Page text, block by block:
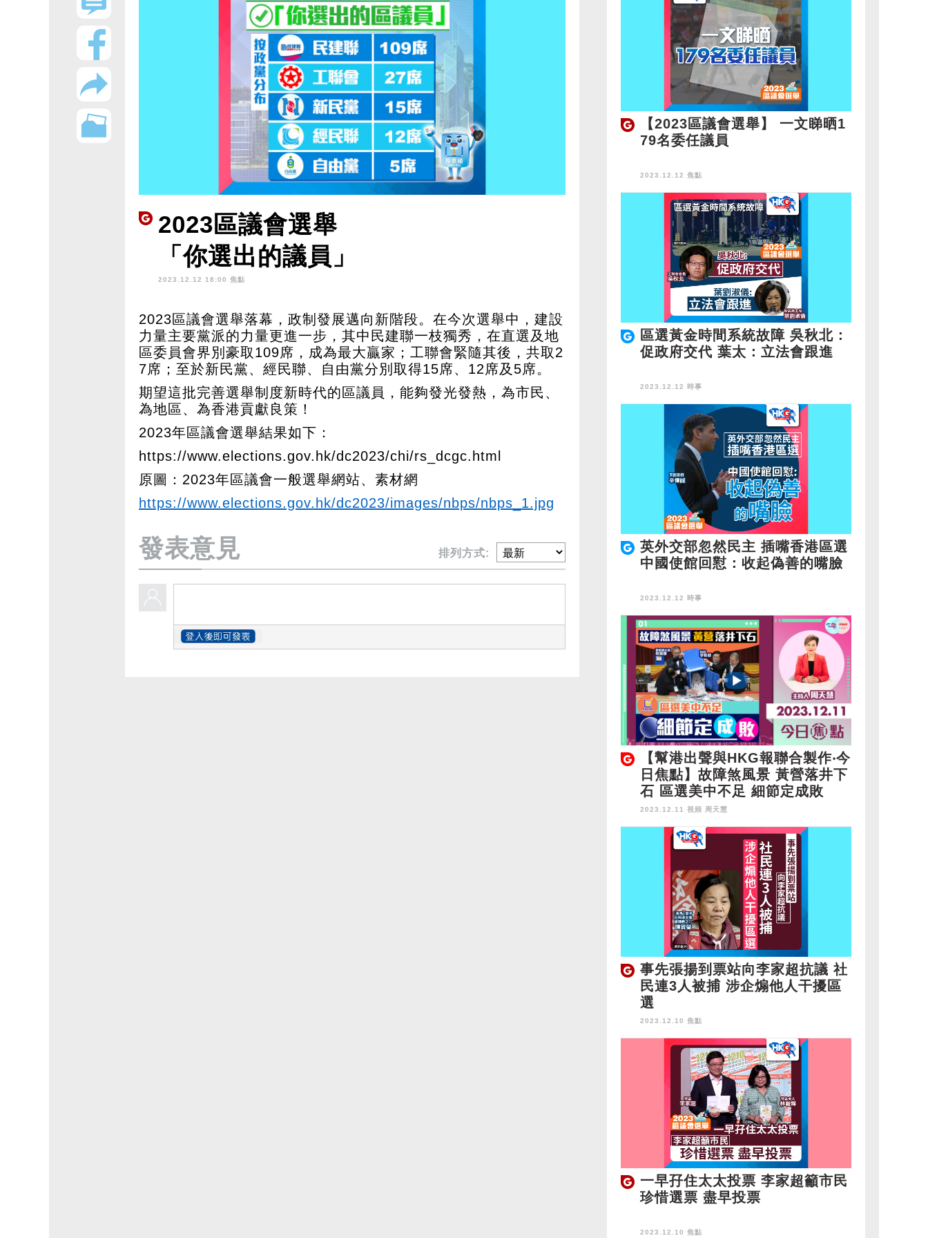
2023區議會選舉
「你選出的議員」
2023.12.12 18:00 焦點
2023區議會選舉落幕，政制發展邁向新階段。在今次選舉中，建設
力量主要黨派的力量更進一步，其中民建聯一枝獨秀，在直選及地
區委員會界別豪取109席，成為最大贏家；工聯會緊隨其後，共取2
7席；至於新民黨、經民聯、自由黨分別取得15席、12席及5席。
期望這批完善選舉制度新時代的區議員，能夠發光發熱，為市民、
為地區、為香港貢獻良策！
2023年區議會選舉結果如下：
https://www.elections.gov.hk/dc2023/chi/rs_dcgc.html
原圖：2023年區議會一般選舉網站、素材網
https://www.elections.gov.hk/dc2023/images/nbps/nbps_1.jpg
發表意見 排列方式:
【2023區議會選舉】 一文睇晒1
79名委任議員
2023.12.12 焦點
區選黃金時間系統故障 吳秋北：
促政府交代 葉太：立法會跟進
2023.12.12 時事
英外交部忽然民主 插嘴香港區選
中國使館回懟：收起偽善的嘴臉
2023.12.12 時事
【幫港出聲與HKG報聯合製作‧今
日焦點】故障煞風景 黃營落井下
石 區選美中不足 細節定成敗
2023.12.11 視頻 周天慧
事先張揚到票站向李家超抗議 社
民連3人被捕 涉企煽他人干擾區
選
2023.12.10 焦點
一早孖住太太投票 李家超籲市民
珍惜選票 盡早投票
2023.12.10 焦點